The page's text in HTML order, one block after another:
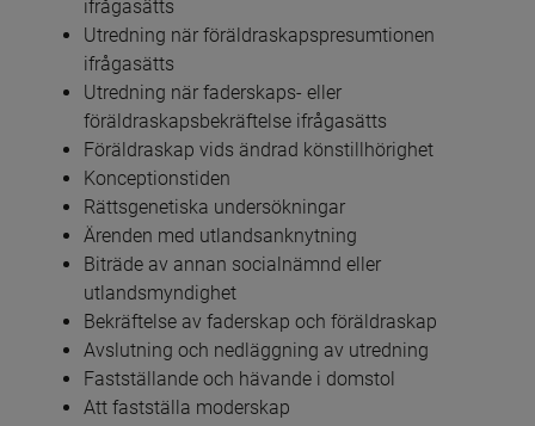
ifrågasätts
Utredning när föräldraskapspresumtionen
ifrågasätts
Utredning när faderskaps- eller
föräldraskapsbekräftelse ifrågasätts
Föräldraskap vids ändrad könstillhörighet
Konceptionstiden
Rättsgenetiska undersökningar
Ärenden med utlandsanknytning
Biträde av annan socialnämnd eller
utlandsmyndighet
Bekräftelse av faderskap och föräldraskap
Avslutning och nedläggning av utredning
Fastställande och hävande i domstol
Att fastställa moderskap